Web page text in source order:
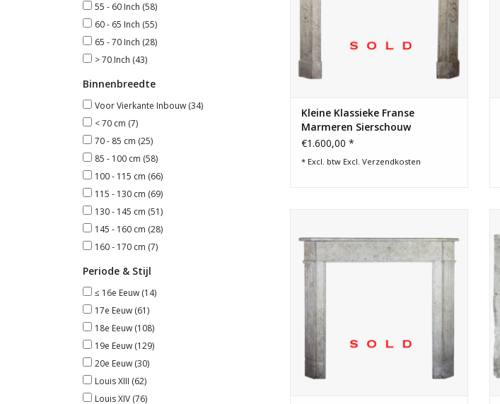
55 - 60 Inch (58)
60 - 65 Inch (55)
65 - 70 Inch (28)
> 70 Inch (43)
Binnenbreedte
Voor Vierkante Inbouw (34)
< 70 cm (7)
70 - 85 cm (25)
85 - 100 cm (58)
100 - 115 cm (66)
115 - 130 cm (69)
130 - 145 cm (51)
145 - 160 cm (28)
160 - 170 cm (7)
Periode & Stijl
≤ 16e Eeuw (14)
17e Eeuw (61)
18e Eeuw (108)
19e Eeuw (129)
20e Eeuw (30)
Louis XIII (62)
Louis XIV (76)
Kleine Klassieke Franse
Marmeren Sierschouw
€1.600,00 *
* Excl. btw Excl. Verzendkosten
Bourgondië.